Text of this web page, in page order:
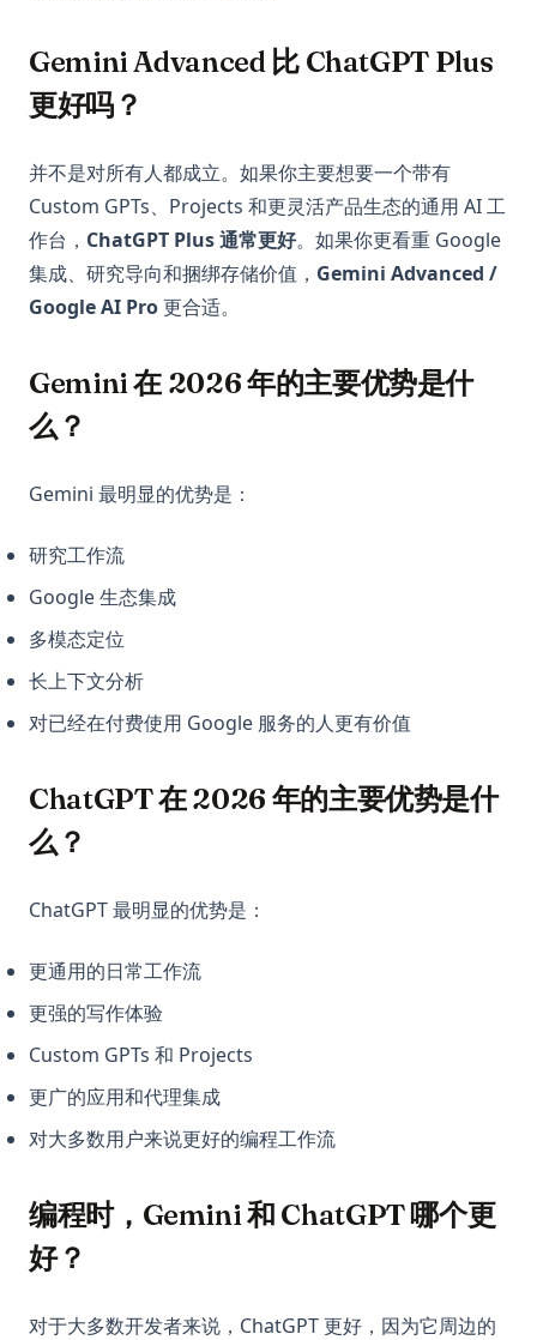
Gemini Advanced 比 ChatGPT Plus
更好吗？
并不是对所有人都成立。如果你主要想要一个带有
Custom GPTs、Projects 和更灵活产品生态的通用 AI 工
作台， ChatGPT Plus 通常更好。如果你更看重 Google
集成、研究导向和捆绑存储价值， Gemini Advanced /
Google AI Pro更合适。
Gemini 在 2026 年的主要优势是什
么？
Gemini 最明显的优势是：
研究工作流
Google 生态集成
多模态定位
长上下文分析
对已经在付费使用 Google 服务的人更有价值
ChatGPT 在 2026 年的主要优势是什
么？
ChatGPT 最明显的优势是：
更通用的日常工作流
更强的写作体验
Custom GPTs 和 Projects
更广的应用和代理集成
对大多数用户来说更好的编程工作流
编程时，Gemini 和 ChatGPT 哪个更
好？
对于大多数开发者来说，ChatGPT 更好，因为它周边的